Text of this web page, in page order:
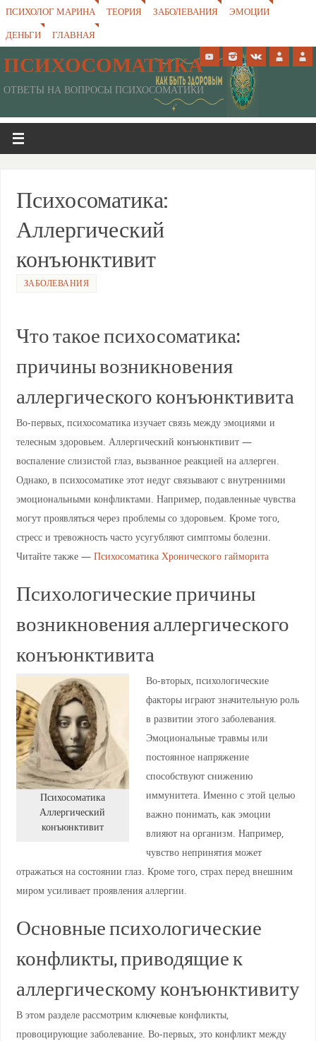
ПСИХОЛОГ МАРИНА ТЕОРИЯ ЗАБОЛЕВАНИЯ
ЭМОЦИИ
ДЕНЬГИ
ГЛАВНАЯ
ПСИХОСОМАТИКА
ОТВЕТЫ НА ВОПРОСЫ ПСИХОСОМАТИКИ
Психосоматика:
Аллергический
конъюнктивит
ЗАБОЛЕВАНИЯ
Что такое психосоматика:
причины возникновения
аллергического конъюнктивита
Во-первых, психосоматика изучает связь между эмоциями и
телесным здоровьем. Аллергический конъюнктивит —
воспаление слизистой глаз, вызванное реакцией на аллерген.
Однако, в психосоматике этот недуг связывают с внутренними
эмоциональными конфликтами. Например, подавленные чувства
могут проявляться через проблемы со здоровьем. Кроме того,
стресс и тревожность часто усугубляют симптомы болезни.
Читайте также — Психосоматика Хронического гайморита
Психологические причины
возникновения аллергического
конъюнктивита
Психосоматика
Аллергический
конъюнктивит
Во-вторых, психологические
факторы играют значительную роль
в развитии этого заболевания.
Эмоциональные травмы или
постоянное напряжение
способствуют снижению
иммунитета. Именно с этой целью
важно понимать, как эмоции
влияют на организм. Например,
чувство непринятия может
отражаться на состоянии глаз. Кроме того, страх перед внешним
миром усиливает проявления аллергии.
Основные психологические
конфликты, приводящие к
аллергическому конъюнктивиту
В этом разделе рассмотрим ключевые конфликты,
провоцирующие заболевание. Во-первых, это конфликт между